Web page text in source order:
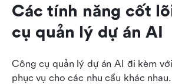
Các tính năng cốt
cụ quản lý dự án AI
Công cụ quản lý dự án AI đi kèm
phục vụ cho các nhu cầu khác